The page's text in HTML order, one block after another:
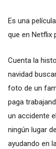
Es una
que en Netflix
Cuenta la
navidad
foto de un
paga
un accidente
ningún lugar
ayudando en